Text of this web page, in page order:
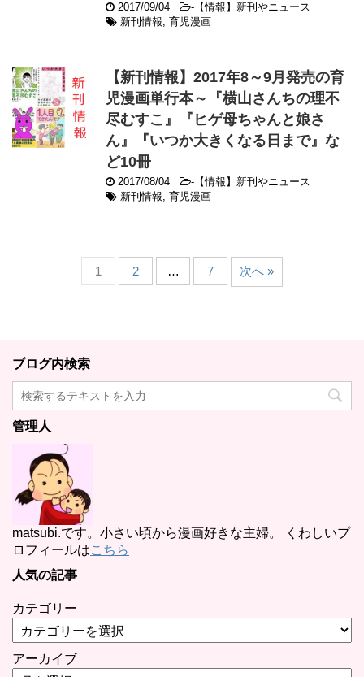
2017/09/04 - 【情報】新刊やニュース
新刊情報, 育児漫画
【新刊情報】2017年8～9月発売の育
児漫画単行本～『横山さんちの理不
尽むすこ』『ヒゲ母ちゃんと娘さ
ん』『いつか大きくなる日まで』な
ど10冊
2017/08/04 - 【情報】新刊やニュース
新刊情報, 育児漫画
1 2 … 7 次へ »
ブログ内検索
管理人
matsubi.です。小さい頃から漫画好きな主婦。 くわしいプ
ロフィールはこちら
人気の記事
カテゴリー
アーカイブ